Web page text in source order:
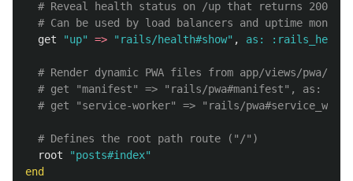
# Reveal health status on /up that returns 200 if
# Can be used by load balancers and uptime
get
"up" => "rails/health#show" , as:
# Render dynamic PWA files from app/views/
# get "manifest" => "rails/pwa#manifest", as:
# get "service-worker" => "rails/
# Defines the root path route ("/")
root
"posts#index"
end